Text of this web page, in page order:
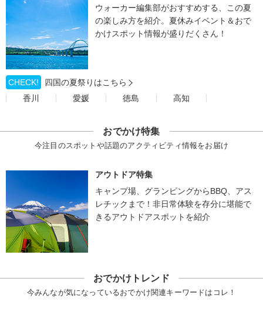
ウォーカー編集部がおすすめする、この夏
の楽しみ方を紹介。夏休みイベント＆おで
かけスポット情報が盛りだくさん！
CHECK!
四国の夏祭りはこちら
香川
愛媛 徳島 高知
おでかけ特集
今注目のスポットや話題のアクティビティ情報をお届け
アウトドア特集
キャンプ場、グランピングからBBQ、アス
レチックまで！非日常体験を存分に堪能で
きるアウトドアスポットを紹介
おでかけトレンド
今みんなが気になっているおでかけ関連キーワードはコレ！